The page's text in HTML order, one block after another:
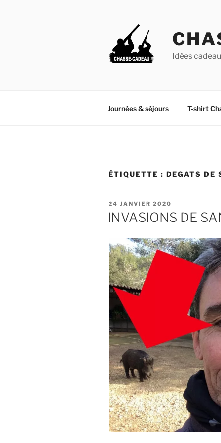
Idées
Journées & séjours T-shirt
ÉTIQUETTE : DEGATS DE
PUBLIÉ
LE
24 JANVIER 2020
INVASIONS DE